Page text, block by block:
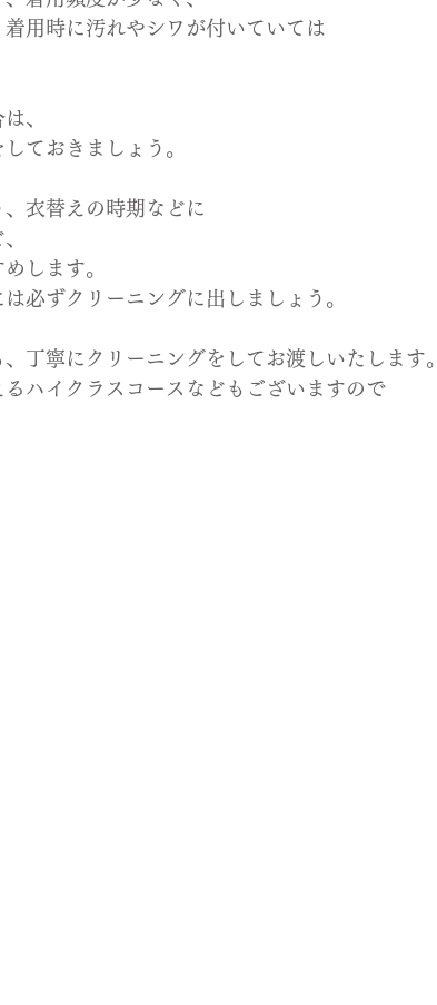
用時に汚れやシワが付いていては
、
ておきましょう。
衣替えの時期などに
します。
必ずクリーニングに出しましょう。
丁寧にクリーニングをしてお渡しいたします。
ハイクラスコースなどもございますので